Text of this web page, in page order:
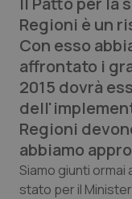
Edizioni
QS Pro
Professionisti
Abruzzo
Basilicata
QS Pro Gold
Artrite &
QS Club
Regioni è un
Con esso
affrontato i
2015 dovrà
Regioni
abbiamo
Siamo giunti ormai
stato per il